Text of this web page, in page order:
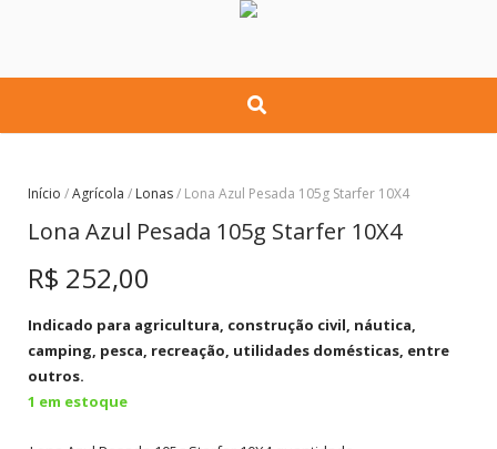
Início /Agrícola / Lonas/ Lona Azul Pesada 105g Starfer 10X4
Lona Azul Pesada 105g Starfer 10X4
R$ 252,00
Indicado para agricultura, construção civil, náutica,
camping, pesca, recreação, utilidades domésticas, entre
outros.
1 em estoque